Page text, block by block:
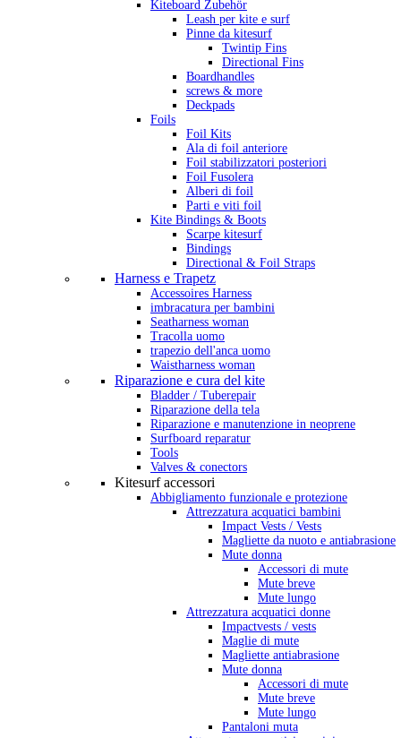
Kiteboard Zubehör
Leash per kite e surf
Pinne da kitesurf
Twintip Fins
Directional Fins
Boardhandles
screws & more
Deckpads
Foils
Foil Kits
Ala di foil anteriore
Foil stabilizzatori posteriori
Foil Fusolera
Alberi di foil
Parti e viti foil
Kite Bindings & Boots
Scarpe kitesurf
Bindings
Directional & Foil Straps
Harness e Trapetz
Accessoires Harness
imbracatura per bambini
Seatharness woman
Tracolla uomo
trapezio dell'anca uomo
Waistharness woman
Riparazione e cura del kite
Bladder / Tuberepair
Riparazione della tela
Riparazione e manutenzione in neoprene
Surfboard reparatur
Tools
Valves & conectors
Kitesurf accessori
Abbigliamento funzionale e protezione
Attrezzatura acquatici bambini
Impact Vests / Vests
Magliette da nuoto e antiabrasione
Mute donna
Accessori di mute
Mute breve
Mute lungo
Attrezzatura acquatici donne
Impactvests / vests
Maglie di mute
Magliette antiabrasione
Mute donna
Accessori di mute
Mute breve
Mute lungo
Pantaloni muta